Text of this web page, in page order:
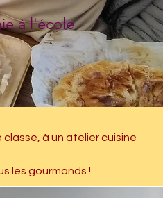
à l'école
à un atelier cuisine
les gourmands !